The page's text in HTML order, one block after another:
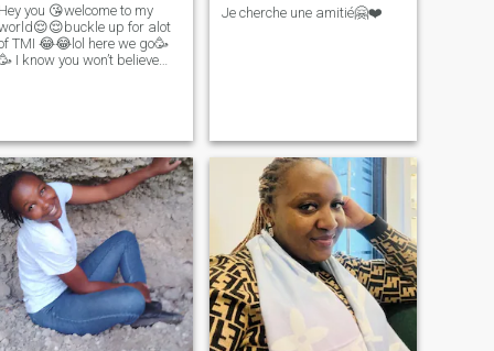
Hey you 😘welcome to my
up for alot
TMI 😂😂lol here we go🥳
I know you won’t believe
an ad for me to be abl
Je cherche une amitié🤗❤️